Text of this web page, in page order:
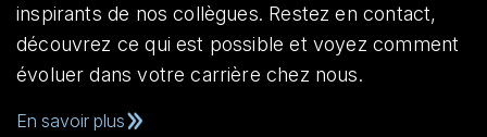
inspirants de nos collègues. Restez en contact,
découvrez ce qui est possible et voyez comment
évoluer dans votre carrière chez nous.
En savoir plus